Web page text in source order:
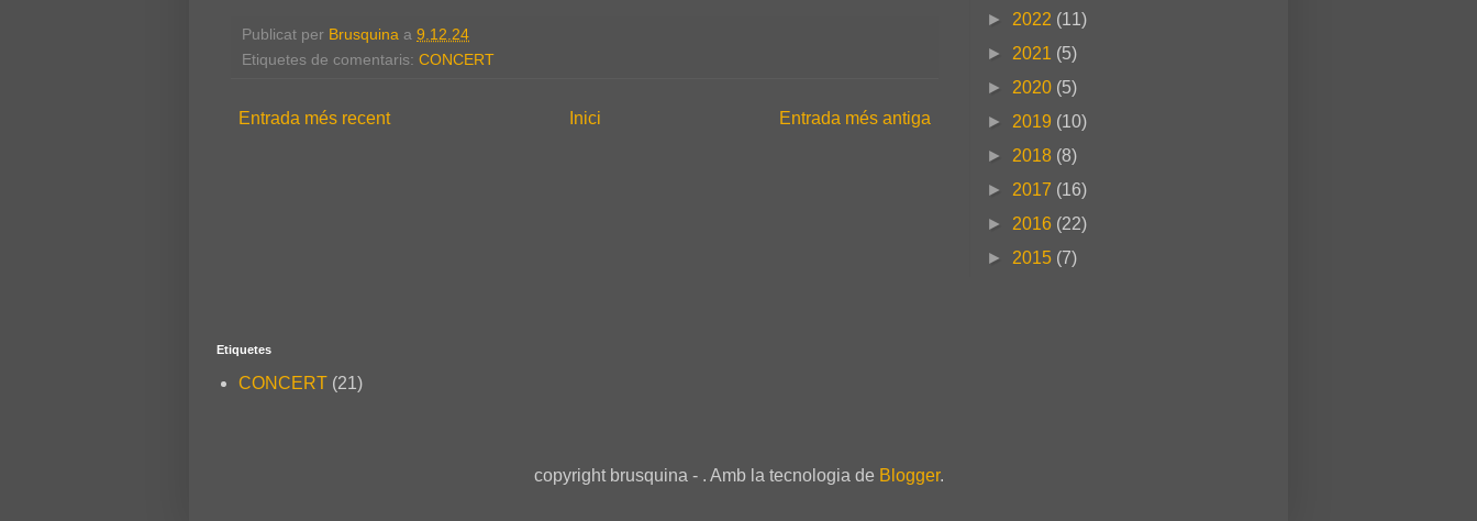
Publicat per Brusquina a 9.12.24
Etiquetes de comentaris: CONCERT
Entrada més recent Entrada més antiga
Inici
► 2022 (11)
► 2021 (5)
► 2020 (5)
► 2019 (10)
► 2018 (8)
► 2017 (16)
► 2016 (22)
► 2015 (7)
Etiquetes
CONCERT (21)
copyright brusquina - . Amb la tecnologia de Blogger.